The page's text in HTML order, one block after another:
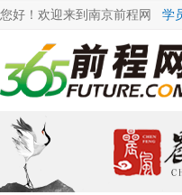
您好！欢迎来到南京前程网 学